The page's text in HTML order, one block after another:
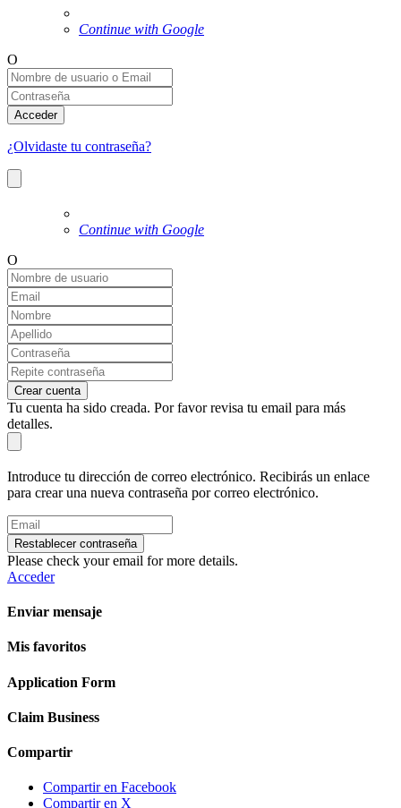
Continue with Google
O
Acceder
¿Olvidaste tu contraseña?
Continue with Google
O
Crear cuenta
Tu cuenta ha sido creada. Por favor revisa tu email para más
detalles.
Introduce tu dirección de correo electrónico. Recibirás un enlace
para crear una nueva contraseña por correo electrónico.
Restablecer contraseña
Please check your email for more details.
Acceder
Enviar mensaje
Mis favoritos
Application Form
Claim Business
Compartir
Compartir en Facebook
Compartir en X